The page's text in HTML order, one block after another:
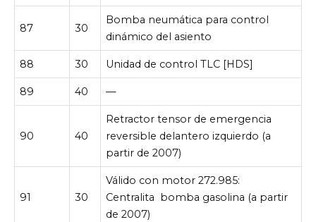
87 30
Bomba neumática para control
dinámico del asiento
88 30 Unidad de control TLC [HDS]
89 40 —
90 40
Retractor tensor de emergencia
reversible delantero izquierdo (a
partir de 2007)
91 30
Válido con motor 272.985:
Centralita bomba gasolina (a partir
de 2007)